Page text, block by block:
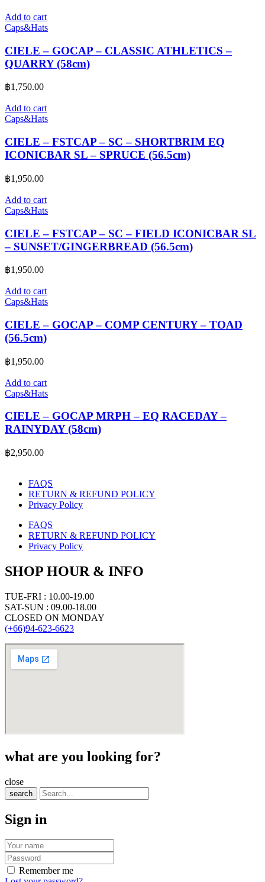
Add to cart
Caps&Hats
CIELE – GOCAP – CLASSIC ATHLETICS –
QUARRY (58cm)
฿1,750.00
Add to cart
Caps&Hats
CIELE – FSTCAP – SC – SHORTBRIM EQ
ICONICBAR SL – SPRUCE (56.5cm)
฿1,950.00
Add to cart
Caps&Hats
CIELE – FSTCAP – SC – FIELD ICONICBAR SL
– SUNSET/GINGERBREAD (56.5cm)
฿1,950.00
Add to cart
Caps&Hats
CIELE – GOCAP – COMP CENTURY – TOAD
(56.5cm)
฿1,950.00
Add to cart
Caps&Hats
CIELE – GOCAP MRPH – EQ RACEDAY –
RAINYDAY (58cm)
฿2,950.00
FAQS
RETURN & REFUND POLICY
Privacy Policy
FAQS
RETURN & REFUND POLICY
Privacy Policy
SHOP HOUR & INFO
TUE-FRI : 10.00-19.00
SAT-SUN : 09.00-18.00
CLOSED ON MONDAY
(+66)94-623-6623
what are you looking for?
close
search
Sign in
Remember me